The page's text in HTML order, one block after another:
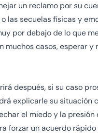
un reclamo por su
las secuelas físicas y
por debajo de lo que
muchos casos, esperar y
después, si su caso
explicarle su situación
el miedo y la presión
forzar un acuerdo rápido